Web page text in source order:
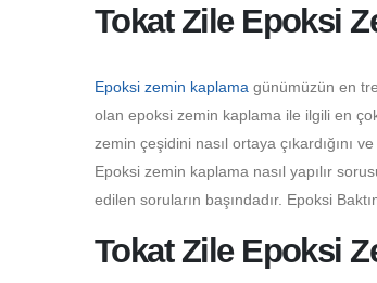
Tokat Zile Epoksi
Epoksi zemin kaplama günümüzün en
olan epoksi zemin kaplama ile ilgili en
zemin çeşidini nasıl ortaya çıkardığını
Epoksi zemin kaplama nasıl yapılır
edilen soruların başındadır. Epoksi
Tokat Zile Epoksi